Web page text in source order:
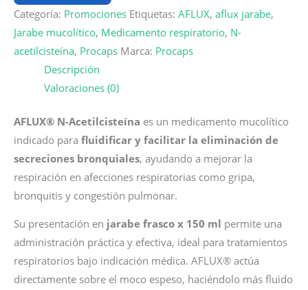
–
Jarabe
Frasco
cantidad
Categoría: Promociones Etiquetas: AFLUX, aflux jarabe,
Jarabe mucolítico, Medicamento respiratorio, N-
acetilcisteína, Procaps Marca: Procaps
Descripción
Valoraciones (0)
AFLUX® N-Acetilcisteína es un medicamento mucolítico
indicado para fluidificar y facilitar la eliminación de
secreciones bronquiales, ayudando a mejorar la
respiración en afecciones respiratorias como gripa,
bronquitis y congestión pulmonar.
Su presentación en jarabe frasco x 150 ml permite una
administración práctica y efectiva, ideal para tratamientos
respiratorios bajo indicación médica. AFLUX® actúa
directamente sobre el moco espeso, haciéndolo más fluido